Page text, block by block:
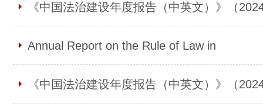
《中国法治建设年度报告（中英文）》（
Annual Report on the Rule of Law in
《中国法治建设年度报告（中英文）》（